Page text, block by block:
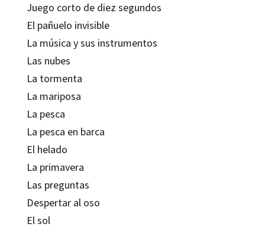
Juego corto de diez segundos
El pañuelo invisible
La música y sus instrumentos
Las nubes
La tormenta
La mariposa
La pesca
La pesca en barca
El helado
La primavera
Las preguntas
Despertar al oso
El sol